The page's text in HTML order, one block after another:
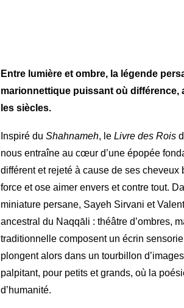
Entre lumière et ombre, la légende
marionnettique puissant où différence,
les siècles.
Inspiré du Shahnameh, le Livre des Rois
nous entraîne au cœur d’une épopée
différent et rejeté à cause de ses cheveux
force et ose aimer envers et contre tout.
miniature persane, Sayeh Sirvani et
ancestral du Naqqāli : théâtre d’ombres,
traditionnelle composent un écrin
plongent alors dans un tourbillon
palpitant, pour petits et grands, où la
d’humanité.